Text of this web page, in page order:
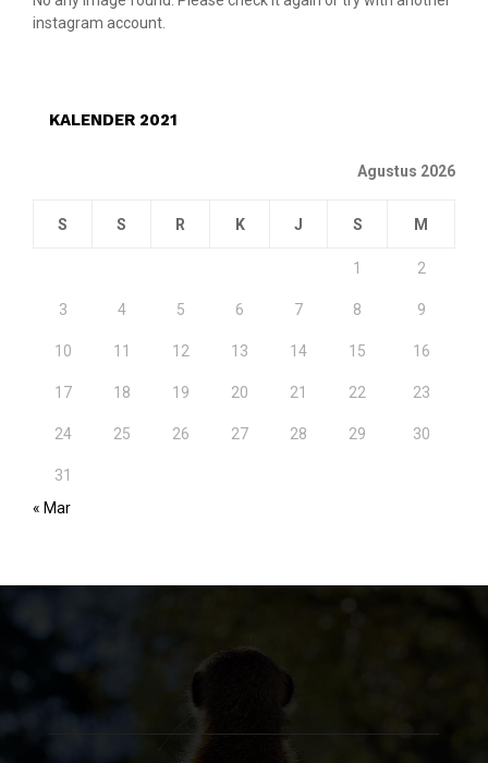
instagram account.
KALENDER 2021
Agustus 2026
S S R K J S M
1 2
3 4 5 6 7 8 9
10 11 12 13 14 15 16
17 18 19 20 21 22 23
24 25 26 27 28 29 30
31
« Mar